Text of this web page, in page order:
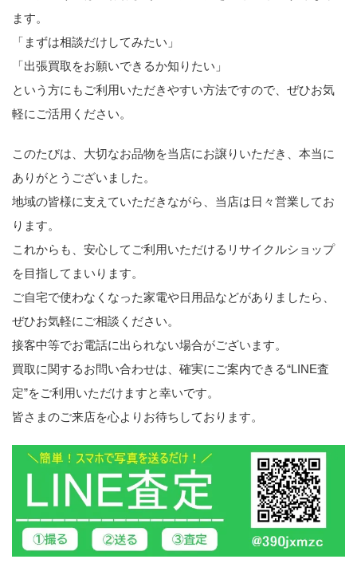
ます。
「まずは相談だけしてみたい」
「出張買取をお願いできるか知りたい」
という方にもご利用いただきやすい方法ですので、ぜひお気
軽にご活用ください。
このたびは、大切なお品物を当店にお譲りいただき、本当に
ありがとうございました。
地域の皆様に支えていただきながら、当店は日々営業してお
ります。
これからも、安心してご利用いただけるリサイクルショップ
を目指してまいります。
ご自宅で使わなくなった家電や日用品などがありましたら、
ぜひお気軽にご相談ください。
接客中等でお電話に出られない場合がございます。
買取に関するお問い合わせは、確実にご案内できる“LINE査
定”をご利用いただけますと幸いです。
皆さまのご来店を心よりお待ちしております。